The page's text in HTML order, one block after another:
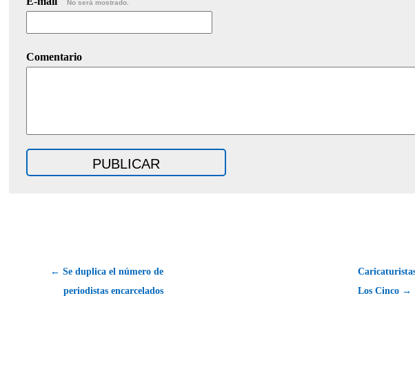
No será mostrado.
Comentario
← Se duplica el número de
periodistas encarcelados
Los Cinco →